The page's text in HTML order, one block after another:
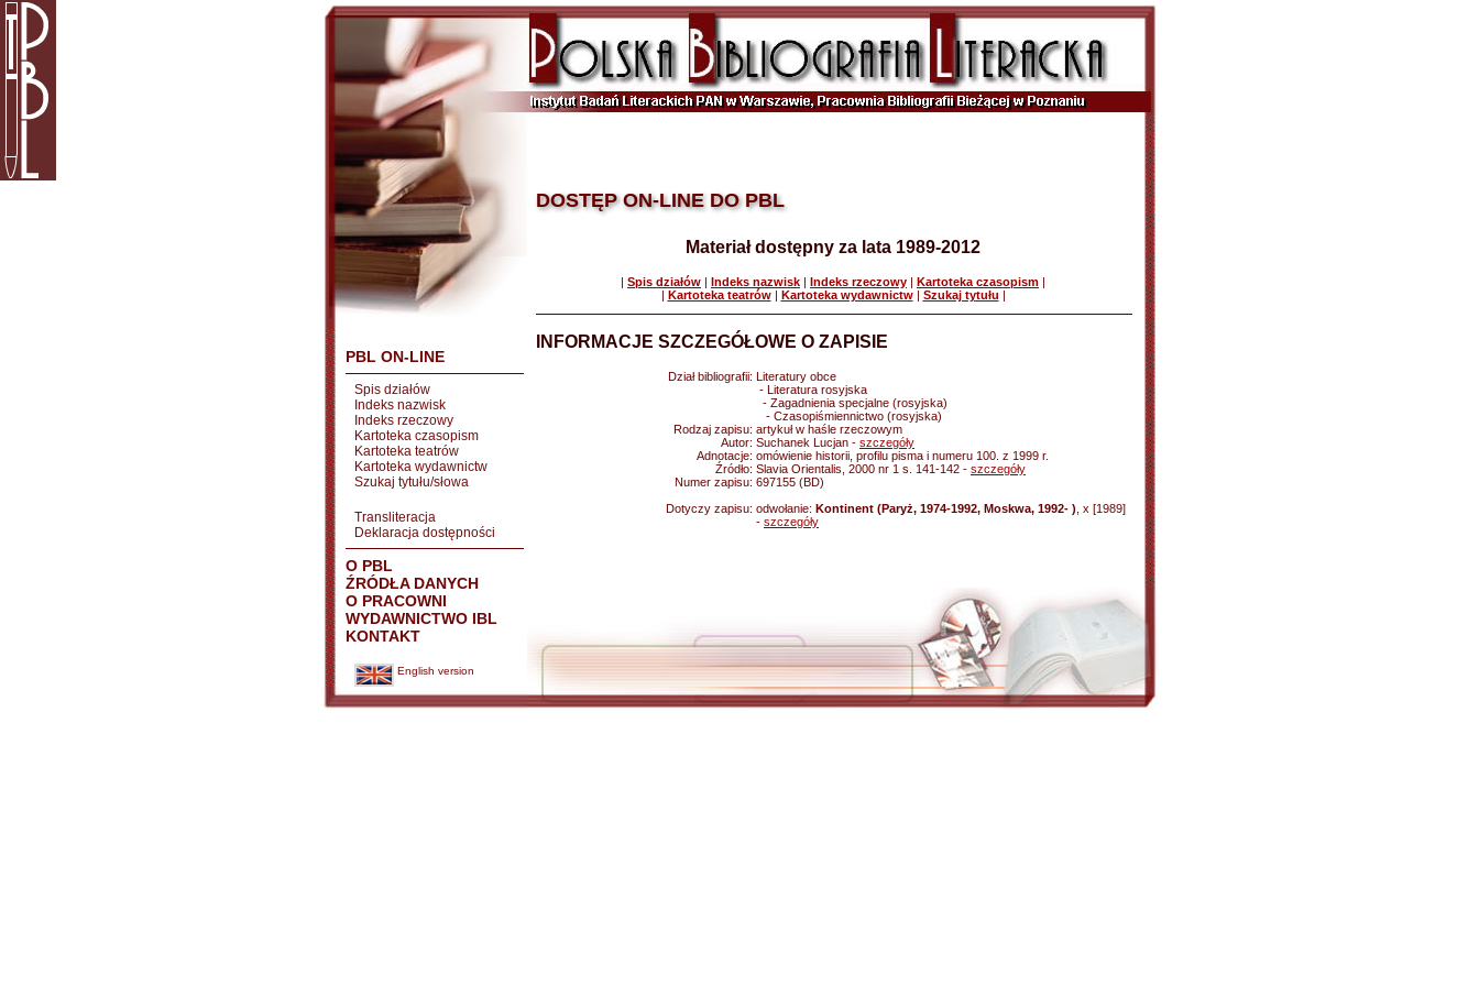
PBL ON-LINE
Spis działów
Indeks nazwisk
Indeks rzeczowy
Kartoteka czasopism
Kartoteka teatrów
Kartoteka wydawnictw
Szukaj tytułu/słowa
Transliteracja
Deklaracja dostępności
O PBL
ŹRÓDŁA DANYCH
O PRACOWNI
WYDAWNICTWO IBL
KONTAKT
English version
DOSTĘP ON-LINE DO PBL
Materiał dostępny za lata 1989-2012
| Spis działów | Indeks nazwisk | Indeks rzeczowy | Kartoteka czasopism |
| Kartoteka teatrów| Kartoteka wydawnictw| Szukaj tytułu |
INFORMACJE SZCZEGÓŁOWE O ZAPISIE
Dział bibliografii: Literatury obce
- Literatura rosyjska
- Zagadnienia specjalne (rosyjska)
- Czasopiśmiennictwo (rosyjska)
Rodzaj zapisu: artykuł w haśle rzeczowym
Autor: Suchanek Lucjan - szczegóły
Adnotacje: omówienie historii, profilu pisma i numeru 100. z 1999 r.
Źródło: Slavia Orientalis, 2000 nr 1 s. 141-142 - szczegóły
Numer zapisu: 697155 (BD)
Dotyczy zapisu: odwołanie: Kontinent (Paryż, 1974-1992, Moskwa, 1992- ) , x [1989]
- szczegóły